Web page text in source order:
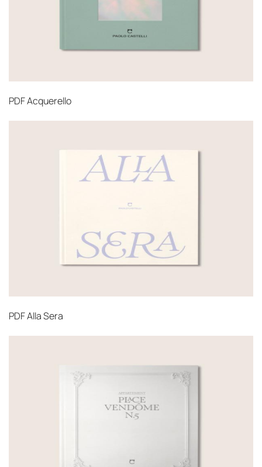
PDFAcquerello
PDFAlla Sera